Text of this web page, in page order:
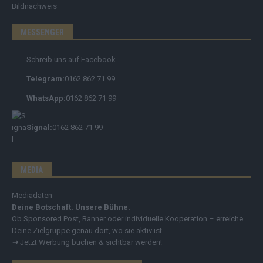
Bildnachweis
MESSENGER
Schreib uns auf Facebook
Telegram:0162 862 71 99
WhatsApp:0162 862 71 99
Signal:0162 862 71 99
MEDIA
Mediadaten
Deine Botschaft. Unsere Bühne.
Ob Sponsored Post, Banner oder individuelle Kooperation – erreiche
Deine Zielgruppe genau dort, wo sie aktiv ist.
➔ Jetzt Werbung buchen & sichtbar werden!